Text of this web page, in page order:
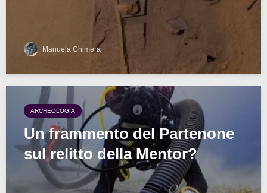
Manuela Chimera
ARCHEOLOGIA
Un frammento del Partenone
sul relitto della Mentor?